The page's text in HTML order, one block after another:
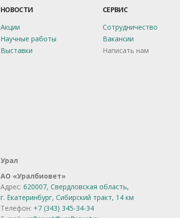
НОВОСТИ
Акции
Научные работы
Выставки
СЕРВИС
Сотрудничество
Вакансии
Написать нам
Урал
АО «Уралбиовет»
Адрес: 620007, Свердловская область,
г. Екатеринбург, Сибирский тракт, 14 км
Телефон: +7 (343) 345-34-34